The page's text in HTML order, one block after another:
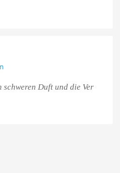
Duft und die Ver